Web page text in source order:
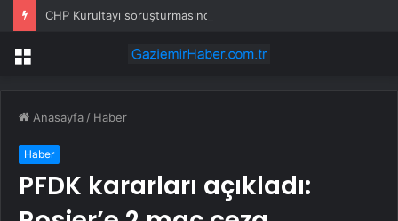
Menü
Anasayfa / Haber
Haber
PFDK kararları açıkladı: